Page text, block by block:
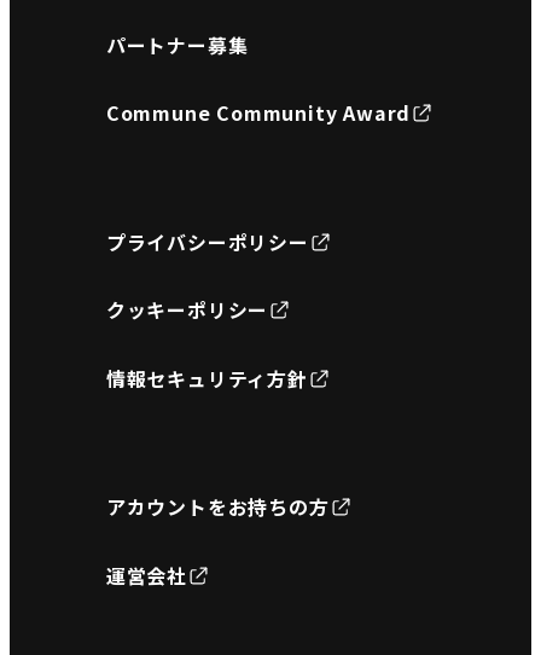
パートナー募集
Commune Community Award
プライバシーポリシー
クッキーポリシー
情報セキュリティ方針
アカウントをお持ちの方
運営会社